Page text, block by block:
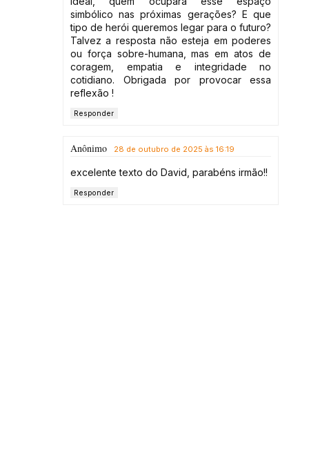
simbólico nas próximas gerações? E que
tipo de herói queremos legar para o futuro?
Talvez a resposta não esteja em poderes
ou força sobre-humana, mas em atos de
coragem, empatia e integridade no
cotidiano. Obrigada por provocar essa
reflexão !
Responder
Anônimo 28 de outubro de 2025 às 16:19
excelente texto do David, parabéns irmão!!
Responder